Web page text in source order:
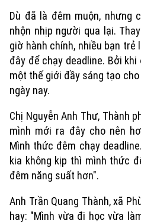
Dù đã là đêm muộn, nhưng
nhộn nhịp người qua lại.
giờ hành chính, nhiều bạn
đây để chạy deadline. Bởi
một thế giới đầy sáng tạo
ngày nay.
Chị Nguyễn Anh Thư, Thành
mình mới ra đây cho nên
Mình thức đêm chạy
kia không kịp thì mình thức
đêm năng suất hơn".
Anh Trần Quang Thành, xã
hay: "Mình vừa đi học vừa